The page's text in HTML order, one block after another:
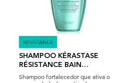
RÉSISTANCE
SHAMPOO KÉRASTASE
RÉSISTANCE BAIN
EXTENTIONISTE
Shampoo fortalecedor que ativa o